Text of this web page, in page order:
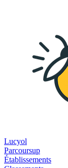
Lucyol
Parcoursup
Établissements